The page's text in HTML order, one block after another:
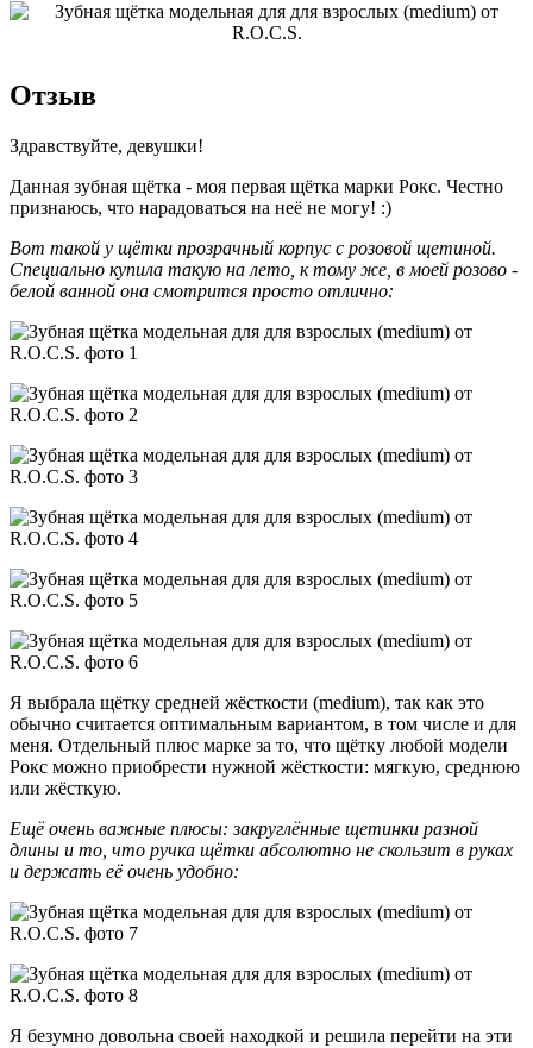
Отзыв
Здравствуйте, девушки!
Данная зубная щётка - моя первая щётка марки Рокс. Честно
признаюсь, что нарадоваться на неё не могу! :)
Вот такой у щётки прозрачный корпус с розовой щетиной.
Специально купила такую на лето, к тому же, в моей розово -
белой ванной она смотрится просто отлично:
Я выбрала щётку средней жёсткости (medium), так как это
обычно считается оптимальным вариантом, в том числе и для
меня. Отдельный плюс марке за то, что щётку любой модели
Рокс можно приобрести нужной жёсткости: мягкую, среднюю
или жёсткую.
Ещё очень важные плюсы: закруглённые щетинки разной
длины и то, что ручка щётки абсолютно не скользит в руках
и держать её очень удобно:
Я безумно довольна своей находкой и решила перейти на эти